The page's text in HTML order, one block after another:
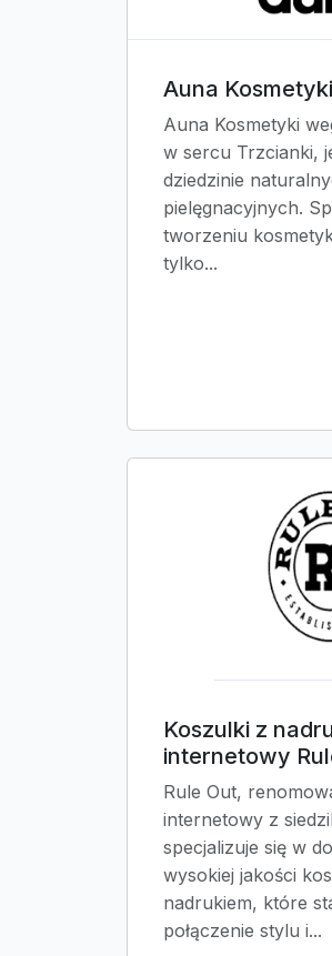
Auna
Auna Kosmetyki
w sercu Trzcianki,
dziedzinie
pielęgnacyjnych.
tworzeniu
tylko...
Koszulki z
internetowy
Rule Out,
internetowy z
specjalizuje się w
wysokiej jakości
nadrukiem, które
połączenie stylu i...